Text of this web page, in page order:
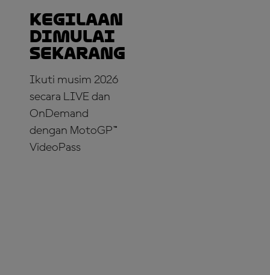
Kegilaan
dimulai
sekarang
Ikuti musim 2026
secara LIVE dan
OnDemand
dengan MotoGP™
VideoPass